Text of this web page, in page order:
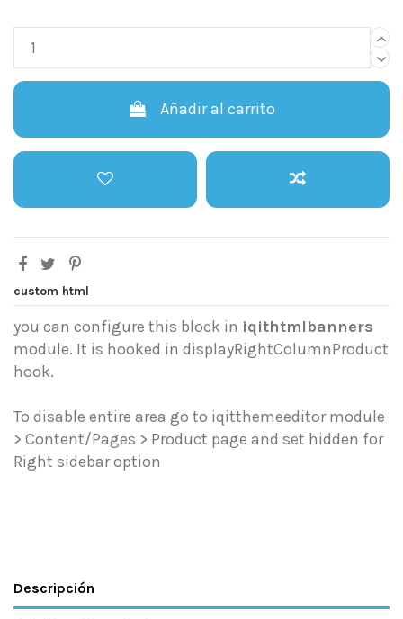
Añadir al carrito
custom html
you can configure this block in iqithtmlbanners
module. It is hooked in displayRightColumnProduct
hook.
To disable entire area go to iqitthemeeditor module
> Content/Pages > Product page and set hidden for
Right sidebar option
Descripción